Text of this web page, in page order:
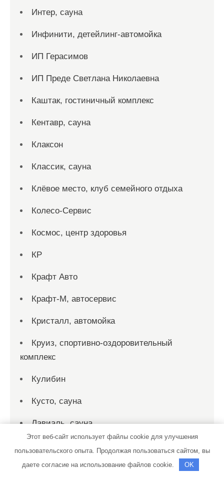
Интер, сауна
Инфинити, детейлинг-автомойка
ИП Герасимов
ИП Преде Светлана Николаевна
Каштак, гостиничный комплекс
Кентавр, сауна
Клаксон
Классик, сауна
Клёвое место, клуб семейного отдыха
Колесо-Сервис
Космос, центр здоровья
КР
Крафт Авто
Крафт-М, автосервис
Кристалл, автомойка
Круиз, спортивно-оздоровительный
комплекс
Кулибин
Кусто, сауна
Лавиаль, сауна
Этот веб-сайт использует файлы cookie для улучшения
пользовательского опыта. Продолжая пользоваться сайтом, вы
даете согласие на использование файлов cookie.
OK